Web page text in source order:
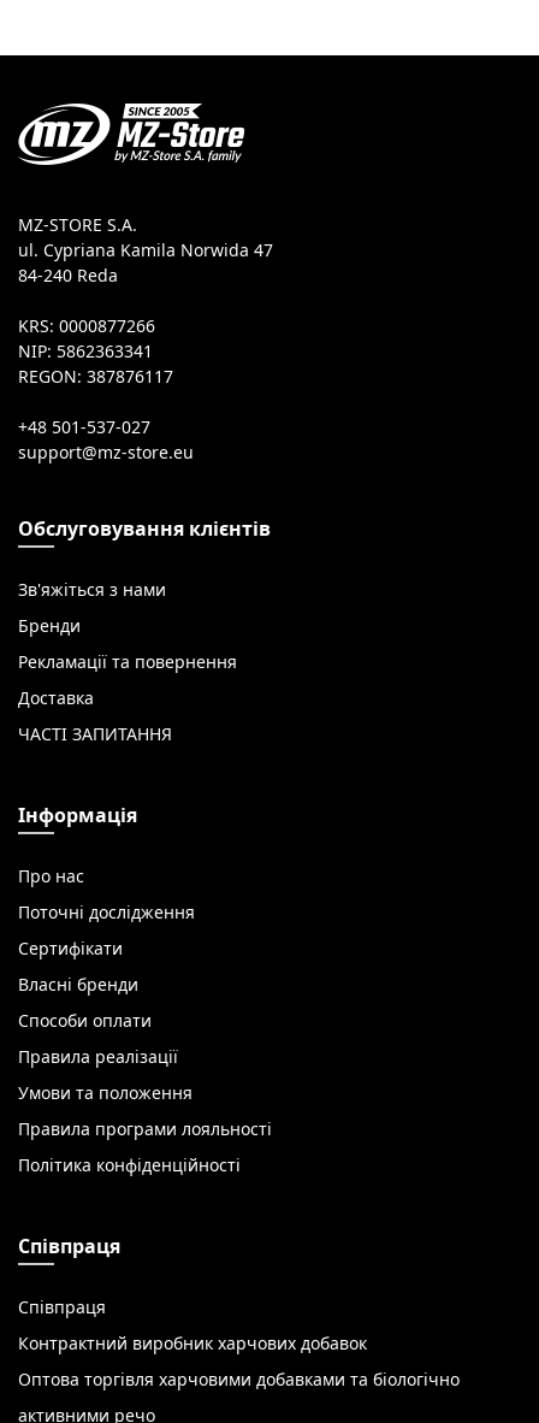
MZ-STORE S.A.
ul. Cypriana Kamila Norwida 47
84-240 Reda
KRS: 0000877266
NIP: 5862363341
REGON: 387876117
+48 501-537-027
Обслуговування клієнтів
Зв'яжіться з нами
Бренди
Рекламації та повернення
Доставка
ЧАСТІ ЗАПИТАННЯ
Інформація
Про нас
Поточні дослідження
Сертифікати
Власні бренди
Способи оплати
Правила реалізації
Умови та положення
Правила програми лояльності
Політика конфіденційності
Співпраця
Співпраця
Контрактний виробник харчових добавок
Оптова торгівля харчовими добавками та біологічно
активними речо